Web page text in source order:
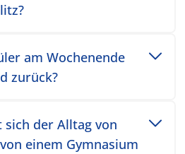
am Wochenende
zurück?
der Alltag von
einem Gymnasium